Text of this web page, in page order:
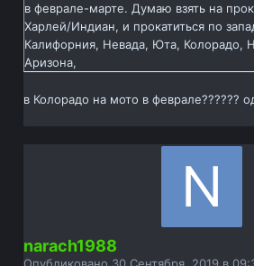
в феврале-марте. Думаю взять на
Харлей/Индиан, и прокатиться по
Калифорния, Невада, Юта, Колорадо,
Аризона,
в Колорадо на мото в феврале??????
narach1988